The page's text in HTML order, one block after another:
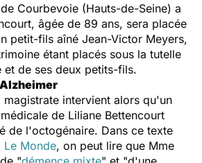
Courbevoie (Hauts-de-Seine) a
âgée de 89 ans, sera placée
petit-fils aîné Jean-Victor Meyers,
étant placés sous la tutelle
et de ses deux petits-fils.
intervient alors qu'un
de Liliane Bettencourt
de l'octogénaire. Dans ce texte
Le Monde, on peut lire que Mme